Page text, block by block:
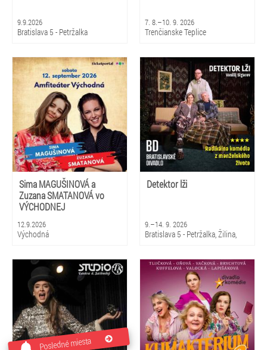
9.9.2026
Bratislava 5 - Petržalka
7. 8.–10. 9. 2026
Trenčianske Teplice
Sima MAGUŠINOVÁ a
Zuzana SMATANOVÁ vo
VÝCHODNEJ
12.9.2026
Východná
Detektor lži
9.–14. 9. 2026
Bratislava 5 - Petržalka, Žilina,
Posledné miesta